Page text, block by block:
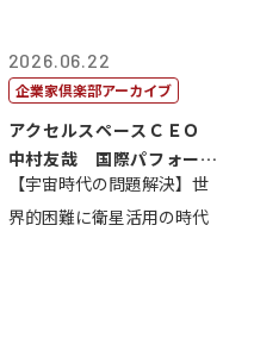
2026.06.22
企業家倶楽部アーカイブ
アクセルスペースＣＥＯ
中村友哉 国際パフォーマ
ンス研究所代...
【宇宙時代の問題解決】世
界的困難に衛星活用の時代